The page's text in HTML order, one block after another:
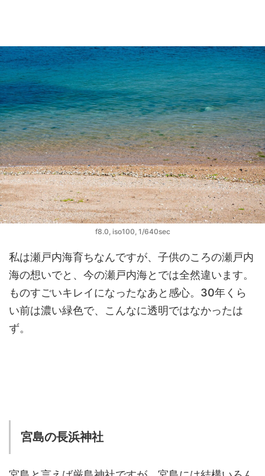
f8.0, iso100, 1/640sec
私は瀬戸内海育ちなんですが、子供のころの瀬戸内
海の想いでと、今の瀬戸内海とでは全然違います。
ものすごいキレイになったなあと感心。30年くら
い前は濃い緑色で、こんなに透明ではなかったは
ず。
宮島の長浜神社